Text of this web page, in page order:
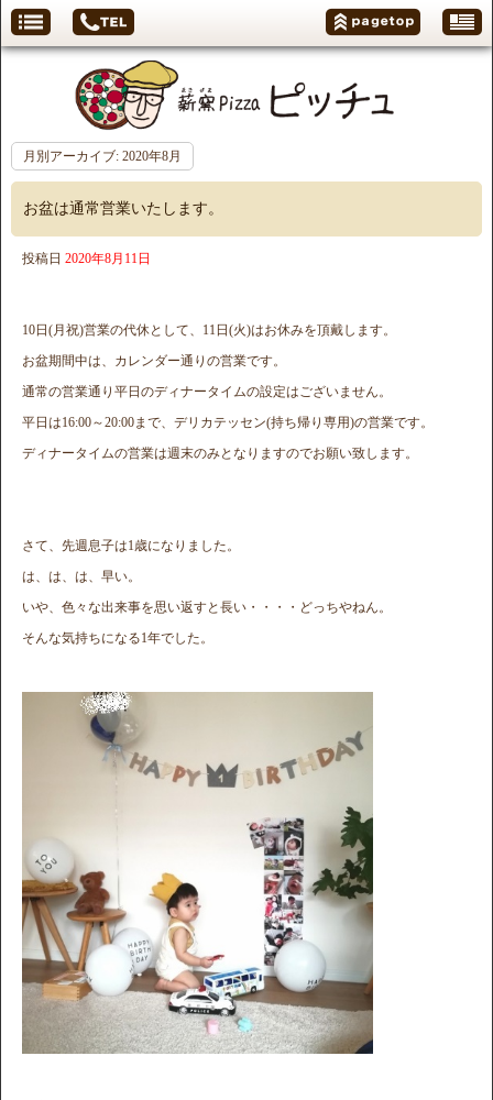
月別アーカイブ: 2020年8月
お盆は通常営業いたします。
投稿日 2020年8月11日
10日(月祝)営業の代休として、11日(火)はお休みを頂戴します。
お盆期間中は、カレンダー通りの営業です。
通常の営業通り平日のディナータイムの設定はございません。
平日は16:00～20:00まで、デリカテッセン(持ち帰り専用)の営業です。
ディナータイムの営業は週末のみとなりますのでお願い致します。
さて、先週息子は1歳になりました。
は、は、は、早い。
いや、色々な出来事を思い返すと長い・・・・どっちやねん。
そんな気持ちになる1年でした。